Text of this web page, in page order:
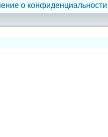
о конфиденциальности